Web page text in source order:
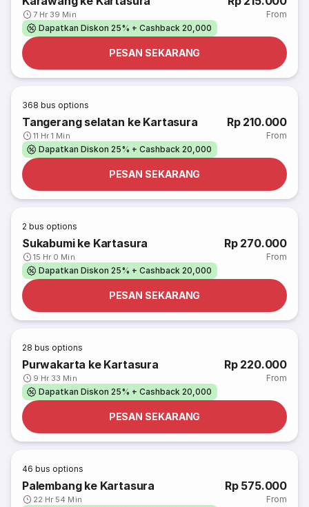
7 Hr 39 Min
From
Dapatkan Diskon 25% + Cashback 20,000
PESAN SEKARANG
368 bus options
Tangerang selatan ke Kartasura
11 Hr 1 Min
Rp 210.000
From
Dapatkan Diskon 25% + Cashback 20,000
PESAN SEKARANG
2 bus options
Sukabumi ke Kartasura
15 Hr 0 Min
Rp 270.000
From
Dapatkan Diskon 25% + Cashback 20,000
PESAN SEKARANG
28 bus options
Purwakarta ke Kartasura
9 Hr 33 Min
Rp 220.000
From
Dapatkan Diskon 25% + Cashback 20,000
PESAN SEKARANG
46 bus options
Palembang ke Kartasura
22 Hr 54 Min
Rp 575.000
From